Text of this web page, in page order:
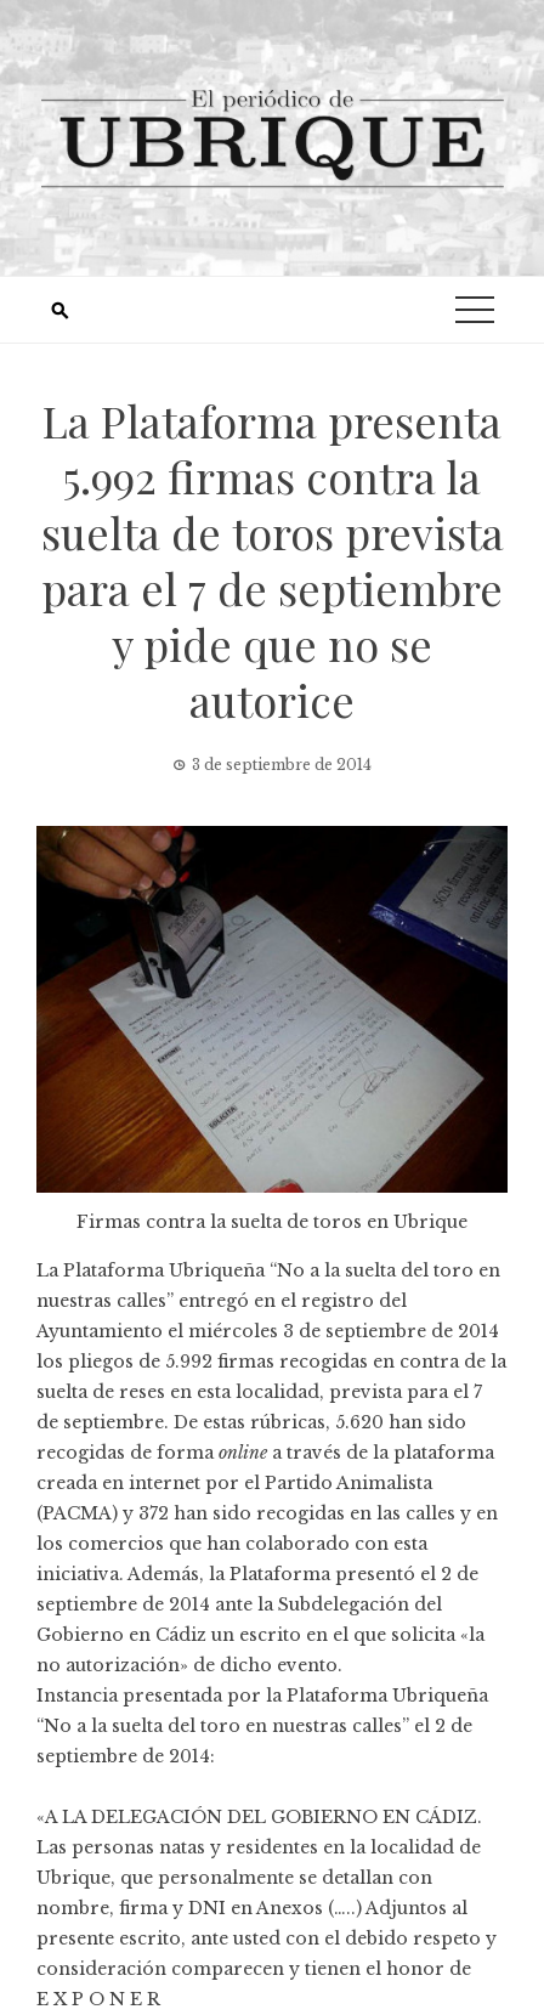
La Plataforma presenta
5.992 firmas contra la
suelta de toros prevista
para el 7 de septiembre
y pide que no se
autorice
3 de septiembre de 2014
Firmas contra la suelta de toros en Ubrique
La Plataforma Ubriqueña “No a la suelta del toro en
nuestras calles” entregó en el registro del
Ayuntamiento el miércoles 3 de septiembre de 2014
los pliegos de 5.992 firmas recogidas en contra de la
suelta de reses en esta localidad, prevista para el 7
de septiembre. De estas rúbricas, 5.620 han sido
recogidas de forma onlinea través de la plataforma
creada en internet por el Partido Animalista
(PACMA) y 372 han sido recogidas en las calles y en
los comercios que han colaborado con esta
iniciativa. Además, la Plataforma presentó el 2 de
septiembre de 2014 ante la Subdelegación del
Gobierno en Cádiz un escrito en el que solicita «la
no autorización» de dicho evento.
Instancia presentada por la Plataforma Ubriqueña
“No a la suelta del toro en nuestras calles” el 2 de
septiembre de 2014:
«A LA DELEGACIÓN DEL GOBIERNO EN CÁDIZ.
Las personas natas y residentes en la localidad de
Ubrique, que personalmente se detallan con
nombre, firma y DNI en Anexos (…..) Adjuntos al
presente escrito, ante usted con el debido respeto y
consideración comparecen y tienen el honor de
E X P O N E R